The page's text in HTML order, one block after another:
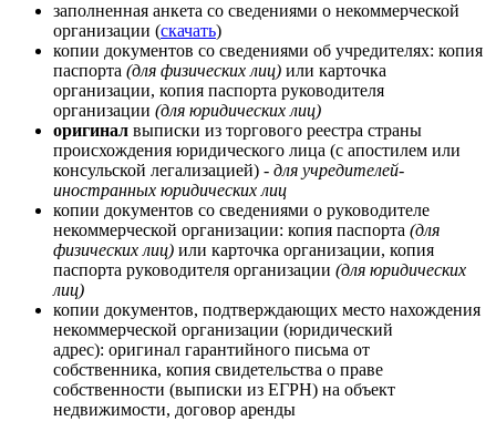
заполненная анкета со сведениями о некоммерческой
организации (скачать)
копии документов со сведениями об учредителях: копия
паспорта (для физических лиц) или карточка
организации, копия паспорта руководителя
организации (для юридических лиц)
оригинал выписки из торгового реестра страны
происхождения юридического лица (с апостилем или
консульской легализацией) - для учредителей-
иностранных юридических лиц
копии документов со сведениями о руководителе
некоммерческой организации: копия паспорта (для
физических лиц) или карточка организации, копия
паспорта руководителя организации (для юридических
лиц)
копии документов, подтверждающих место нахождения
некоммерческой организации (юридический
адрес): оригинал гарантийного письма от
собственника, копия свидетельства о праве
собственности (выписки из ЕГРН) на объект
недвижимости, договор аренды